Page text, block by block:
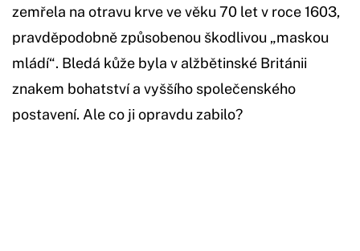
zemřela na otravu krve ve věku 70 let v roce 1603,
pravděpodobně způsobenou škodlivou „maskou
mládí“. Bledá kůže byla v alžbětinské Británii
znakem bohatství a vyššího společenského
postavení. Ale co ji opravdu zabilo?